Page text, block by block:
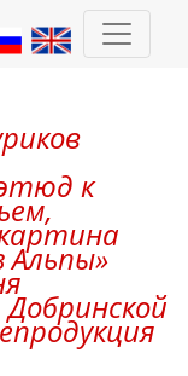
к
Альпы»